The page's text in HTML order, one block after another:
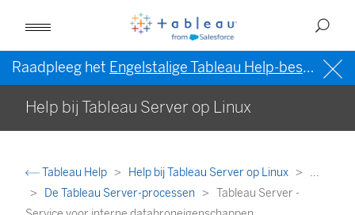
Raadpleeg het Engelstalige Tableau Help-bestand (VS)
Help bij Tableau Server op Linux
Tableau Help Help bij Tableau Server op Linux
...
De Tableau Server-processen
Tableau Server -